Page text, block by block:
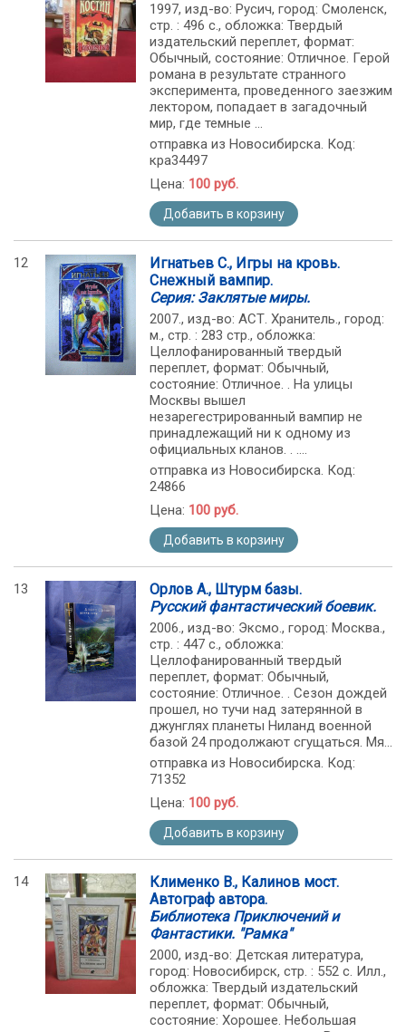
1997, изд-во: Русич, город: Смоленск,
стр. : 496 с., обложка: Твердый
издательский переплет, формат:
Обычный, состояние: Отличное. Герой
романа в результате странного
эксперимента, проведенного заезжим
лектором, попадает в загадочный
мир, где темные ...
отправка из Новосибирска. Код:
кра34497
Цена: 100 руб.
Добавить в корзину
12
Игнатьев С., Игры на кровь.
Снежный вампир.
Серия: Заклятые миры.
2007., изд-во: АСТ. Хранитель., город:
м., стр. : 283 стр., обложка:
Целлофанированный твердый
переплет, формат: Обычный,
состояние: Отличное. . На улицы
Москвы вышел
незарегестрированный вампир не
принадлежащий ни к одному из
официальных кланов. . ....
отправка из Новосибирска. Код:
24866
Цена: 100 руб.
Добавить в корзину
13
Орлов А., Штурм базы.
Русский фантастический боевик.
2006., изд-во: Эксмо., город: Москва.,
стр. : 447 с., обложка:
Целлофанированный твердый
переплет, формат: Обычный,
состояние: Отличное. . Сезон дождей
прошел, но тучи над затерянной в
джунглях планеты Ниланд военной
базой 24 продолжают сгущаться. Мя...
отправка из Новосибирска. Код:
71352
Цена: 100 руб.
Добавить в корзину
14
Клименко В., Калинов мост.
Автограф автора.
Библиотека Приключений и
Фантастики. "Рамка"
2000, изд-во: Детская литература,
город: Новосибирск, стр. : 552 с. Илл.,
обложка: Твердый издательский
переплет, формат: Обычный,
состояние: Хорошее. Небольшая